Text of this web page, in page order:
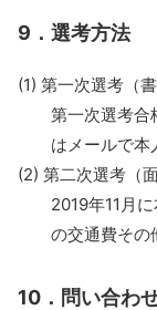
9．選考方法
(1) 第一次選考（書
第一次選考合
はメールで本
(2) 第二次選考（面
2019年11月
の交通費その
10．問い合わ